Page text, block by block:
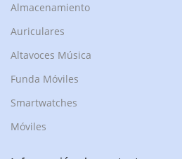
Almacenamiento
Auriculares
Altavoces Música
Funda Móviles
Smartwatches
Móviles